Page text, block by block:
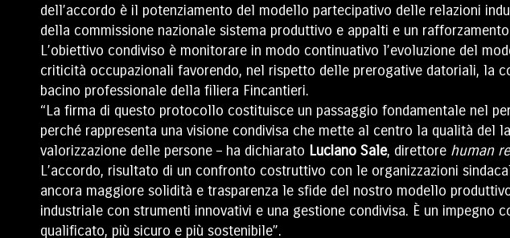
dell’accordo è il potenziamento del modello partecipativo delle relazioni
della commissione nazionale sistema produttivo e appalti e un
L’obiettivo condiviso è monitorare in modo continuativo l’evoluzione del
criticità occupazionali favorendo, nel rispetto delle prerogative datoriali, la
bacino professionale della filiera Fincantieri.
“La firma di questo protocollo costituisce un passaggio fondamentale nel
perché rappresenta una visione condivisa che mette al centro la qualità del
valorizzazione delle persone – ha dichiarato Luciano Sale, direttore human
L’accordo, risultato di un confronto costruttivo con le organizzazioni
ancora maggiore solidità e trasparenza le sfide del nostro modello
industriale con strumenti innovativi e una gestione condivisa. È un impegno
qualificato, più sicuro e più sostenibile”.